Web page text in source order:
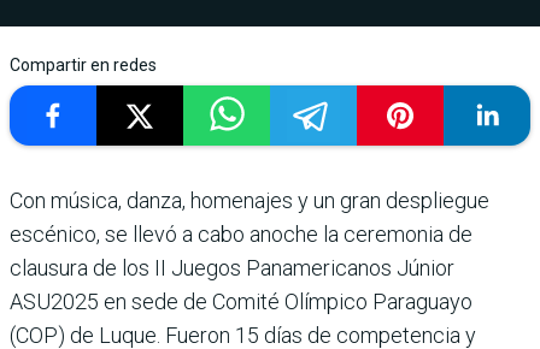
Compartir en redes
Con música, danza, homenajes y un gran despliegue
escénico, se llevó a cabo anoche la ceremonia de
clausura de los II Juegos Panamericanos Júnior
ASU2025 en sede de Comité Olímpico Paraguayo
(COP) de Luque. Fueron 15 días de competencia y